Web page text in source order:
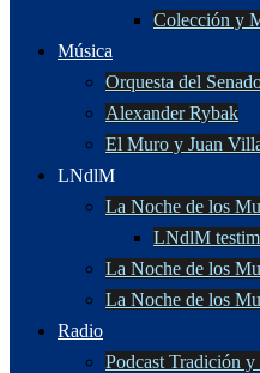
Colección y
Música
Orquesta del
Alexander Rybak
El Muro y Juan
LNdlM
La Noche de los
LNdlM
La Noche de los
La Noche de los
Radio
Podcast Tradición